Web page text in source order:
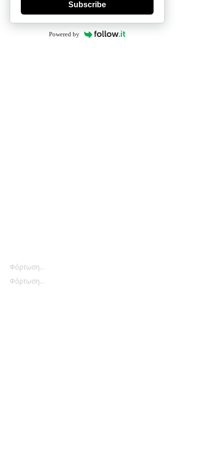
Subscribe
Powered by
Φόρτωση...
Φόρτωση...